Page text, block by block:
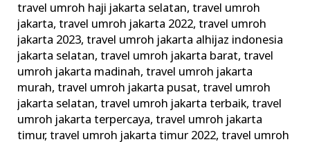
travel umroh haji jakarta selatan,travel umroh
jakarta,travel umroh jakarta 2022,travel umroh
jakarta 2023,travel umroh jakarta alhijaz indonesia
jakarta selatan,travel umroh jakarta barat,travel
umroh jakarta madinah,travel umroh jakarta
murah,travel umroh jakarta pusat,travel umroh
jakarta selatan,travel umroh jakarta terbaik,travel
umroh jakarta terpercaya,travel umroh jakarta
timur,travel umroh jakarta timur 2022,travel umroh